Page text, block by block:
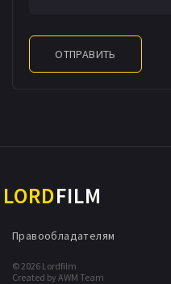
ОТПРАВИТЬ
LORDFILM
© 2026 Lordfilm
Created by AWM Team
Правообладателям